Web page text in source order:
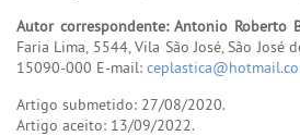
Autor correspondente: Antonio Roberto
Faria Lima, 5544, Vila São José, São José
15090-000 E-mail:
Artigo submetido: 27/08/2020.
Artigo aceito: 13/09/2022.